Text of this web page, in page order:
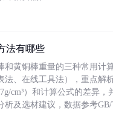
法有哪些
和黄铜棒重量的三种常用计
法、在线工具法），重点解
cm³）和计算公式的差异，
析及选材建议，数据参考GB/